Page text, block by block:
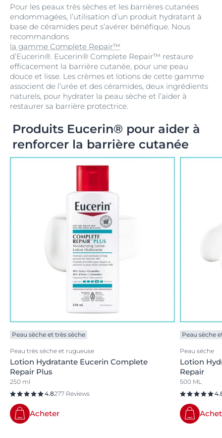
Pour les peaux très sèches et les barrières cutanées
endommagées, l’utilisation d’un produit hydratant à
base de céramides peut s’avérer bénéfique. Nous
recommandons
la gamme Complete Repair™
d’Eucerin®. Eucerin® Complete Repair™ restaure
efficacement la barrière cutanée, pour une peau
douce et lisse. Les crèmes et lotions de cette gamme
associent de l’urée et des céramides, deux ingrédients
naturels, pour hydrater la peau sèche et l’aider à
restaurer sa barrière protectrice.
Produits Eucerin® pour aider à
renforcer la barrière cutanée
Peau sèche et très sèche
Peau très sèche et rugueuse
Lotion Hydratante Eucerin Complete
Repair Plus
250 ml
4.8277 Reviews
Acheter
Peau sèche
Peau séche
Lotion
Repair
500 ML